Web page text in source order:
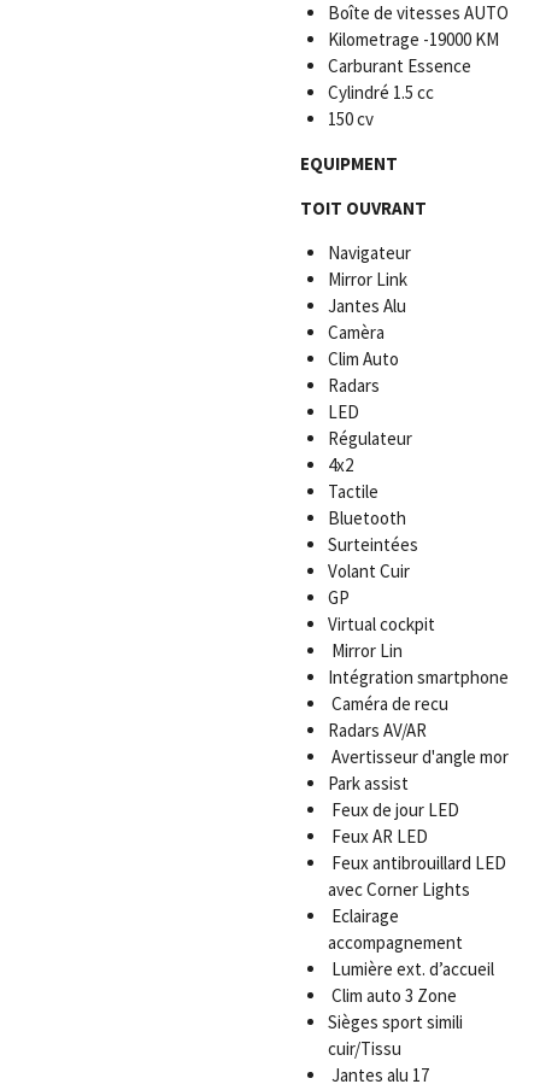
Boîte de vitesses AUTO
Kilometrage -19000 KM
Carburant Essence
Cylindré 1.5 cc
150 cv
EQUIPMENT
TOIT OUVRANT
Navigateur
Mirror Link
Jantes Alu
Camèra
Clim Auto
Radars
LED
Régulateur
4x2
Tactile
Bluetooth
Surteintées
Volant Cuir
GP
Virtual cockpit
Mirror Lin
Intégration smartphone
Caméra de recu
Radars AV/AR
Avertisseur d'angle mor
Park assist
Feux de jour LED
Feux AR LED
Feux antibrouillard LED
avec Corner Lights
Eclairage
accompagnement
Lumière ext. d’accueil
Clim auto 3 Zone
Sièges sport simili
cuir/Tissu
Jantes alu 17